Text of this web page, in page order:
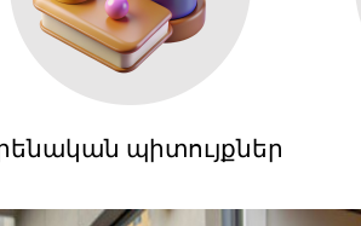
պիտույքներ